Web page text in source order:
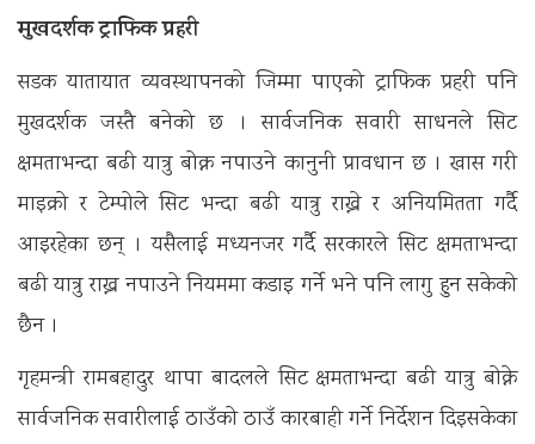
मुखदर्शक ट्राफिक प्रहरी
सडक यातायात व्यवस्थापनको जिम्मा पाएको ट्राफिक प्रहरी पनि
मुखदर्शक जस्तै बनेको छ । सार्वजनिक सवारी साधनले सिट
क्षमताभन्दा बढी यात्रु बोक्न नपाउने कानुनी प्रावधान छ । खास गरी
माइक्रो र टेम्पोले सिट भन्दा बढी यात्रु राख्ने र अनियमितता गर्दै
आइरहेका छन् । यसैलाई मध्यनजर गर्दै सरकारले सिट क्षमताभन्दा
बढी यात्रु राख्न नपाउने नियममा कडाइ गर्ने भने पनि लागु हुन सकेको
छैन ।
गृहमन्त्री रामबहादुर थापा बादलले सिट क्षमताभन्दा बढी यात्रु बोक्ने
सार्वजनिक सवारीलाई ठाउँको ठाउँ कारबाही गर्ने निर्देशन दिइसकेका